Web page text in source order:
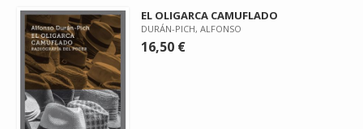
EL OLIGARCA CAMUFLADO
DURÁN-PICH, ALFONSO
16,50 €